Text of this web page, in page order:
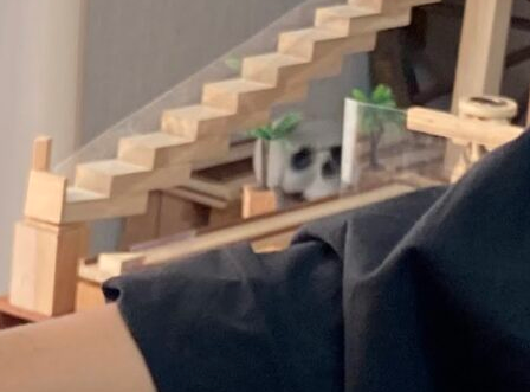
Menu
IMG_4314
2021年12月9日
アドバイザー